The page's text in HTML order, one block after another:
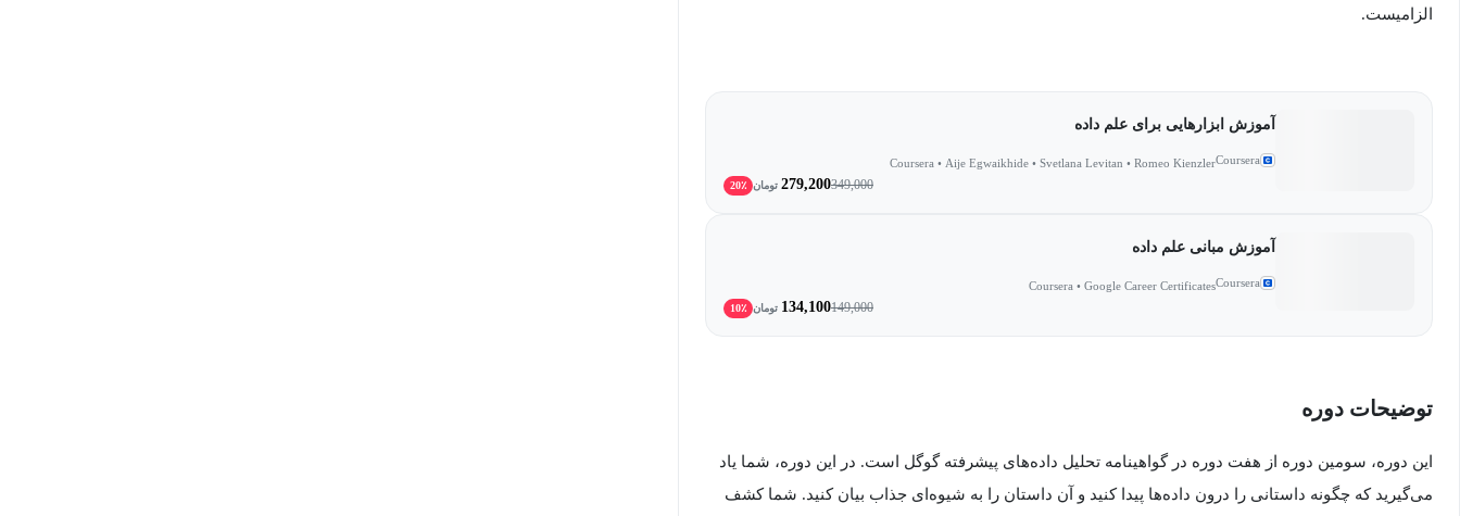
الزامیست.
آموزش ابزارهایی برای علم داده
Coursera
Coursera • Aije Egwaikhide • Svetlana Levitan • Romeo Kienzler
349,000
279,200 تومان 20٪
آموزش مبانی علم داده
Coursera
Coursera • Google Career Certificates
149,000
134,100 تومان 10٪
توضیحات دوره
این دوره، سومین دوره از هفت دوره در گواهینامه تحلیل داده‌های پیشرفته گوگل است. در این دوره، شما یاد
می‌گیرید که چگونه داستانی را درون داده‌ها پیدا کنید و آن داستان را به شیوه‌ای جذاب بیان کنید. شما کشف